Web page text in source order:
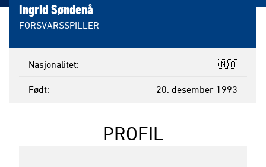
Ingrid Søndenå
FORSVARSSPILLER
Nasjonalitet 🇳🇴
Født 20. desember 1993
PROFIL